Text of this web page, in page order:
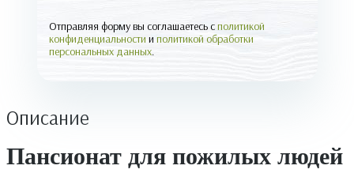
Отправляя форму вы соглашаетесь сполитикой
конфиденциальности и политикой обработки
персональных данных.
Описание
Пансионат для пожилых людей